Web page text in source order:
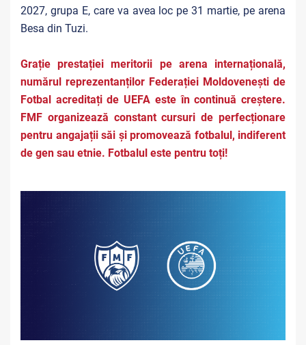
2027, grupa E, care va avea loc pe 31 martie, pe arena
Besa din Tuzi.
Grație prestației meritorii pe arena internațională,
numărul reprezentanților Federației Moldovenești de
Fotbal acreditați de UEFA este în continuă creștere.
FMF organizează constant cursuri de perfecționare
pentru angajații săi și promovează fotbalul, indiferent
de gen sau etnie. Fotbalul este pentru toți!